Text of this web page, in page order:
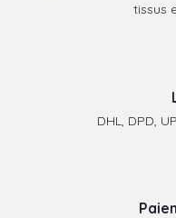
tissus
DHL, DPD,